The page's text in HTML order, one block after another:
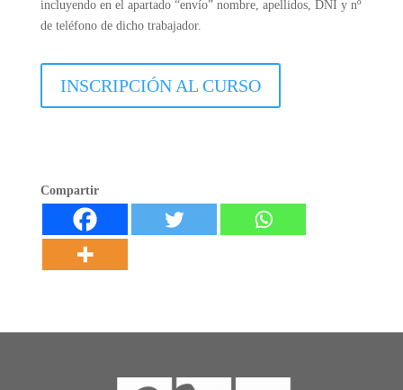
incluyendo en el apartado “envío” nombre, apellidos, DNI y nº
de teléfono de dicho trabajador.
INSCRIPCIÓN AL CURSO
Compartir